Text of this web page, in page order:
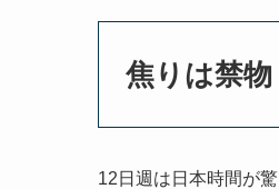
焦りは禁
12日週は日本時間が